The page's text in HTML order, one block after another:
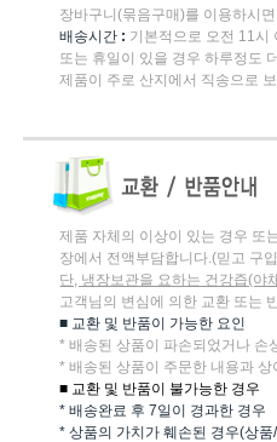
장바구니(묶음구매)를 이용하시
배송시간 : 기본적으로 오전 11시
또는 휴일이 있을 경우 하루정도
제품이 주로 산지에서 직송으로
제품 자체의 이상이 있는 경우 또
장에서 전액부담합니다.(믿고 구
단, 냉장보관을 요하는 건강즙(야
고객님의 변심에 의한 교환 또는
■ 교환 및 반품이 가능한 요인
* 배송된 상품이 파손되었거나 손
* 배송된 상품이 주문한 내용과
■ 교환 및 반품이 불가능한 경우
* 배송완료 후 7일이 경과한 경우
* 상품의 가치가 훼손된 경우(상